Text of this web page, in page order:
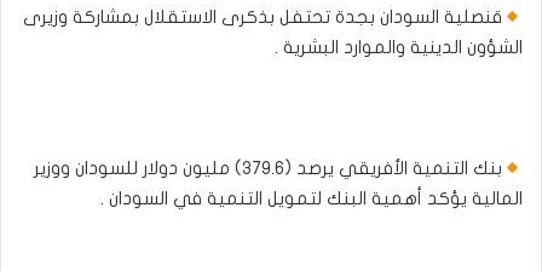
قنصلية السودان بجدة تحتفل بذكرى الاستقلال بمشاركة وزيرى
الشؤون الدينية والموارد البشرية .
بنك التنمية الأفريقي يرصد (٣٧٩.٦) مليون دولار للسودان ووزير
المالية يؤكد أهمية البنك لتمويل التنمية في السودان .